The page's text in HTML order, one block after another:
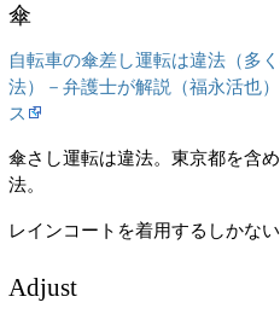
傘
自転車の傘差し運転は違法（多
法）－弁護士が解説（福永活也
ス
傘さし運転は違法。東京都を含
法。
レインコートを着用するしかない
Adjust